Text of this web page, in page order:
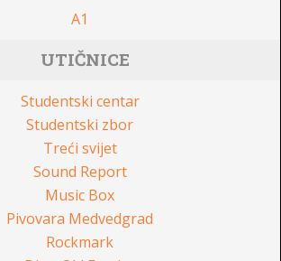
A1
UTIČNICE
Studentski centar
Studentski zbor
Treći svijet
Sound Report
Music Box
Pivovara Medvedgrad
Rockmark